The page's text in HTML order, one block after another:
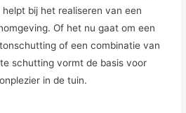
bij het realiseren van een
Of het nu gaat om een
of een combinatie van
schutting vormt de basis voor
in de tuin.